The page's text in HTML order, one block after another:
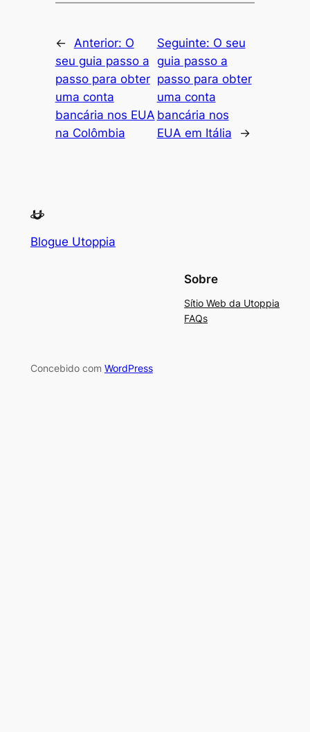
← Anterior: O
seu guia passo a
passo para obter
uma conta
bancária nos EUA
na Colômbia
Seguinte: O seu
guia passo a
passo para obter
uma conta
bancária nos
EUA em Itália
→
Blogue Utoppia
Sobre
Sítio Web da Utoppia
FAQs
Concebido com WordPress